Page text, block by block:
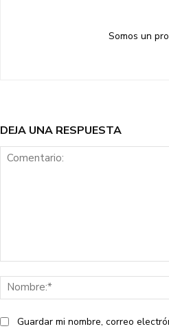
Somos un
DEJA UNA RESPUESTA
Guardar mi nombre, correo